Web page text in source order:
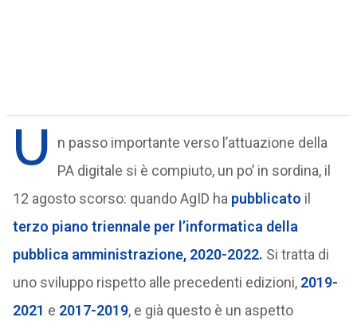
U
n passo importante verso l’attuazione della
PA digitale si è compiuto, un po’ in sordina, il
12 agosto scorso: quando AgID ha pubblicato il
terzo piano triennale per l’informatica della
pubblica amministrazione, 2020-2022. Si tratta di
uno sviluppo rispetto alle precedenti edizioni, 2019-
2021 e 2017-2019, e già questo è un aspetto